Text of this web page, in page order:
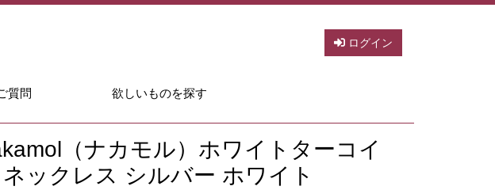
ログイン
質問 欲しいものを探す
（ナカモル）ホワイトターコイ
ネックレス シルバー ホワイト